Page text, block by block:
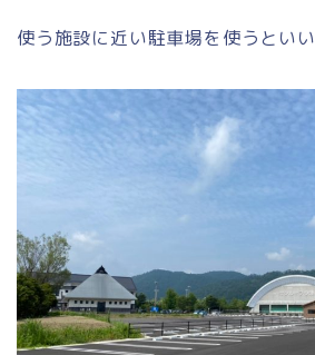
使う施設に近い駐車場を使うといい